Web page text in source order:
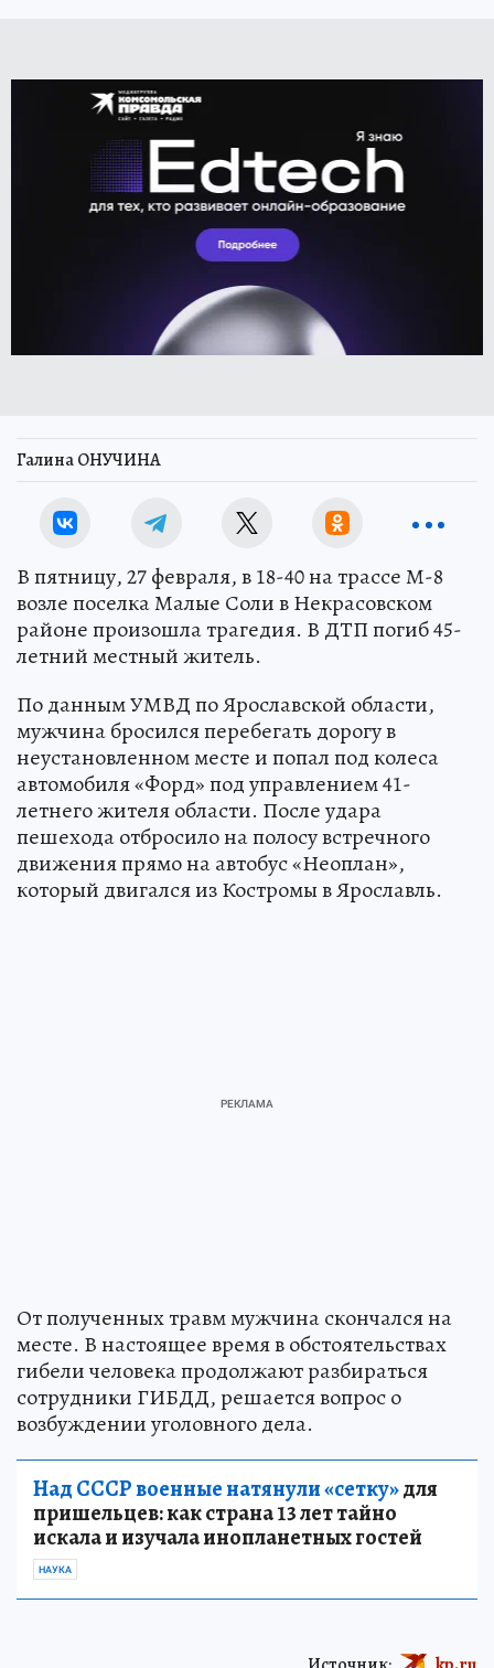
Галина ОНУЧИНА
В пятницу, 27 февраля, в 18-40 на трассе М-8
возле поселка Малые Соли в Некрасовском
районе произошла трагедия. В ДТП погиб 45-
летний местный житель.
По данным УМВД по Ярославской области,
мужчина бросился перебегать дорогу в
неустановленном месте и попал под колеса
автомобиля «Форд» под управлением 41-
летнего жителя области. После удара
пешехода отбросило на полосу встречного
движения прямо на автобус «Неоплан»,
который двигался из Костромы в Ярославль.
От полученных травм мужчина скончался на
месте. В настоящее время в обстоятельствах
гибели человека продолжают разбираться
сотрудники ГИБДД, решается вопрос о
возбуждении уголовного дела.
Над СССР военные натянули «сетку»для
пришельцев: как страна 13 лет тайно
искала и изучала инопланетных гостей
НАУКА